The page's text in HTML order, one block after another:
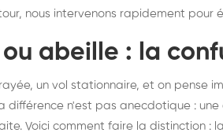
nous intervenons rapidement
abeille : la
un vol stationnaire, et on pense
différence n'est pas anecdotique :
Voici comment faire la distinction :